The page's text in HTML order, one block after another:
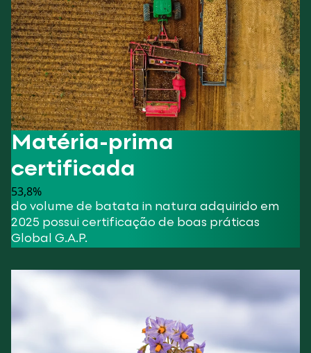
Matéria-prima
certificada
53,8%
do volume de batata in natura adquirido em
2025 possui certificação de boas práticas
Global G.A.P.